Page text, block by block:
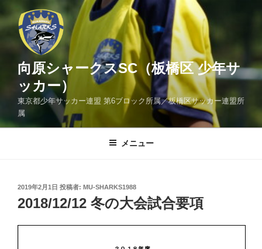
ン
ッ
向原シャークスSC（板橋区 少年サ
ッカー）
東京都少年サッカー連盟 第6ブロック所属／板橋区サッカー連盟所
属
メニュー
投
稿
日:
2019年2月1日 投稿者: MU-SHARKS1988
2018/12/12 冬の大会試合要項